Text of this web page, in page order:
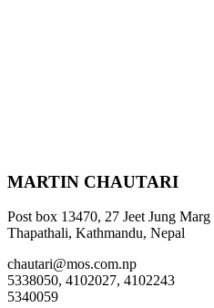
MARTIN CHAUTARI
Post box 13470, 27 Jeet Jung Marg
Thapathali, Kathmandu, Nepal
chautari@mos.com.np
5338050, 4102027, 4102243
5340059